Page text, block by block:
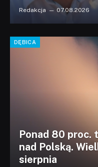
Redakcja 07.08.2026
DĘBICA
Ponad 80 proc.
nad Polską.
sierpnia